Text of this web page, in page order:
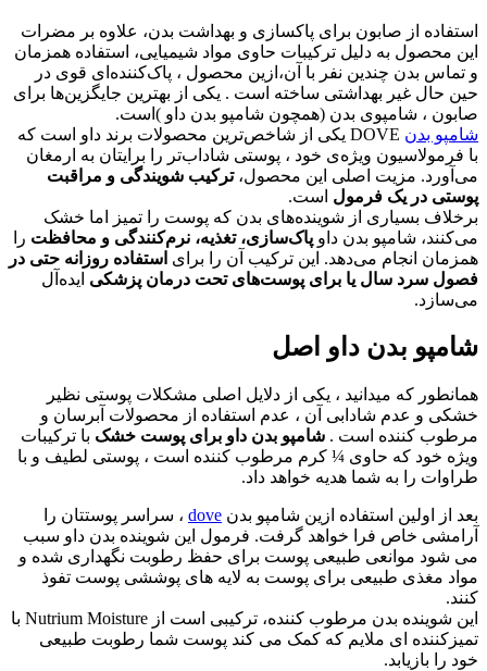
استفاده از صابون برای پاکسازی و بهداشت بدن، علاوه بر مضرات
این محصول به دلیل ترکیبات حاوی مواد شیمیایی، استفاده همزمان
و تماس بدن چندین نفر با آن،ازین محصول ، پاک‌کننده‌ای قوی در
حین حال غیر بهداشتی ساخته است . یکی از بهترین جایگزین‌ها برای
صابون ، شامپوی بدن (همچون شامپو بدن داو )است.
شامپو بدن
DOVE یکی از شاخص‌ترین محصولات برند داو است که
با فرمولاسیون ویژه‌ی خود ، پوستی شاداب‌تر را برایتان به ارمغان
می‌آورد. مزیت اصلی این محصول،ترکیب شویندگی و مراقبت
پوستی در یک فرمول است.
برخلاف بسیاری از شوینده‌های بدن که پوست را تمیز اما خشک
می‌کنند، شامپو بدن داو پاک‌سازی، تغذیه، نرم‌کنندگی و محافظت را
همزمان انجام می‌دهد. این ترکیب آن را برای استفاده روزانه حتی در
فصول سرد سال یا برای پوست‌های تحت درمان پزشکی ایده‌آل
می‌سازد.
شامپو بدن داو اصل
همانطور که میدانید ، یکی از دلایل اصلی مشکلات پوستی نظیر
خشکی و عدم شادابی آن ، عدم استفاده از محصولات آبرسان و
مرطوب کننده است . شامپو بدن داو برای پوست خشک با ترکیبات
ویژه خود که حاوی ¼ کرم مرطوب کننده است ، پوستی لطیف و با
طراوات را به شما هدیه خواهد داد.
بعد از اولین استفاده ازین شامپو بدن dove ، سراسر پوستتان را
آرامشی خاص فرا خواهد گرفت. فرمول این شوینده بدن داو سبب
می ‏شود موانعی طبیعی پوست برای حفظ رطوبت نگهداری شده و
مواد مغذی طبیعی برای پوست به لایه های پوششی پوست تفوذ
کنند.
این شوینده بدن مرطوب کننده، ترکیبی است از Nutrium Moisture با
تمیزکننده ای ملایم که کمک می‏ کند پوست شما رطوبت طبیعی
خود را بازیابد.